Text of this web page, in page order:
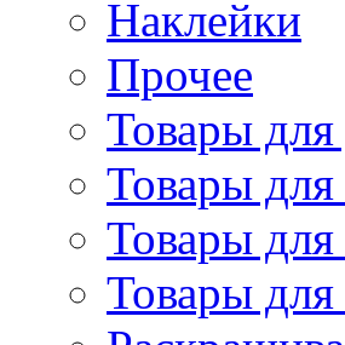
Наклейки
Прочее
Товары
Товары для
Товары для
Товары для